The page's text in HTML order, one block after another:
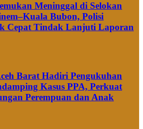
Meninggal di Selokan
Bubon, Polisi
Cepat Tindak Lanjuti Laporan
Barat Hadiri Pengukuhan
Kasus PPA, Perkuat
Perempuan dan Anak